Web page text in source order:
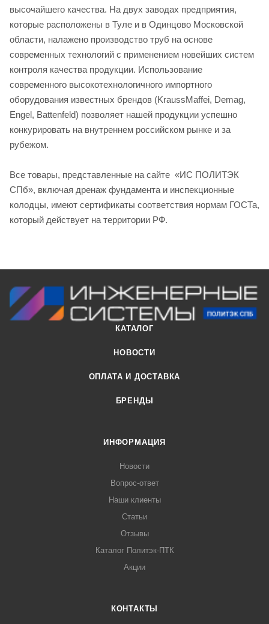
высочайшего качества. На двух заводах предприятия,
которые расположены в Туле и в Одинцово Московской
области, налажено производство труб на основе
современных технологий с применением новейших систем
контроля качества продукции. Использование
современного высокотехнологичного импортного
оборудования известных брендов (KraussMaffei, Demag,
Engel, Battenfeld) позволяет нашей продукции успешно
конкурировать на внутреннем российском рынке и за
рубежом.
Все товары, представленные на сайте «ИС ПОЛИТЭК
СПб», включая дренаж фундамента и инспекционные
колодцы, имеют сертификаты соответствия нормам ГОСТа,
который действует на территории РФ.
КАТАЛОГ
НОВОСТИ
ОПЛАТА И ДОСТАВКА
БРЕНДЫ
ИНФОРМАЦИЯ
Новости
Вопрос-ответ
Наши клиенты
Статьи
Отзывы
Каталог Политэк-ПТК
Акции
КОНТАКТЫ